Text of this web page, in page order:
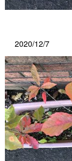
2020/12/7